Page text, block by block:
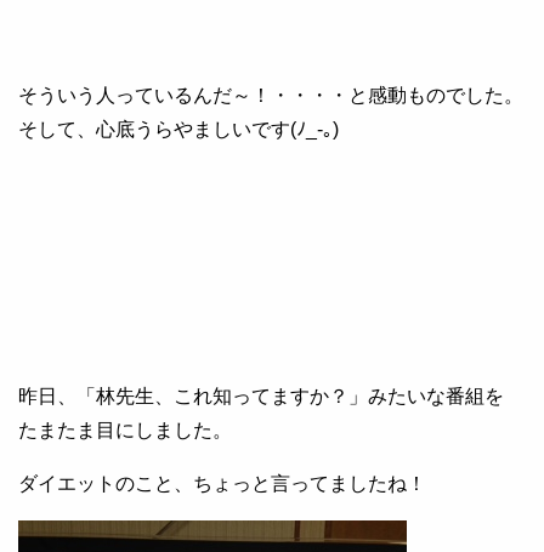
そういう人っているんだ～！・・・・と感動ものでした。
そして、心底うらやましいです(ﾉ_-｡)
昨日、「林先生、これ知ってますか？」みたいな番組を
たまたま目にしました。
ダイエットのこと、ちょっと言ってましたね！